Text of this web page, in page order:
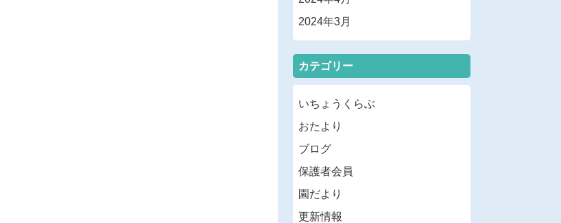
2024年3月
カテゴリー
いちょうくらぶ
おたより
ブログ
保護者会員
園だより
更新情報